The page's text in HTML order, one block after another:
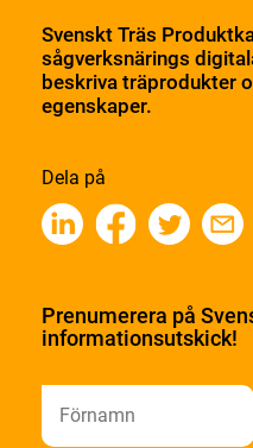
Svenskt Träs
sågverksnärings
beskriva träprodukter
egenskaper.
Dela på
Prenumerera på
informationsutskick!